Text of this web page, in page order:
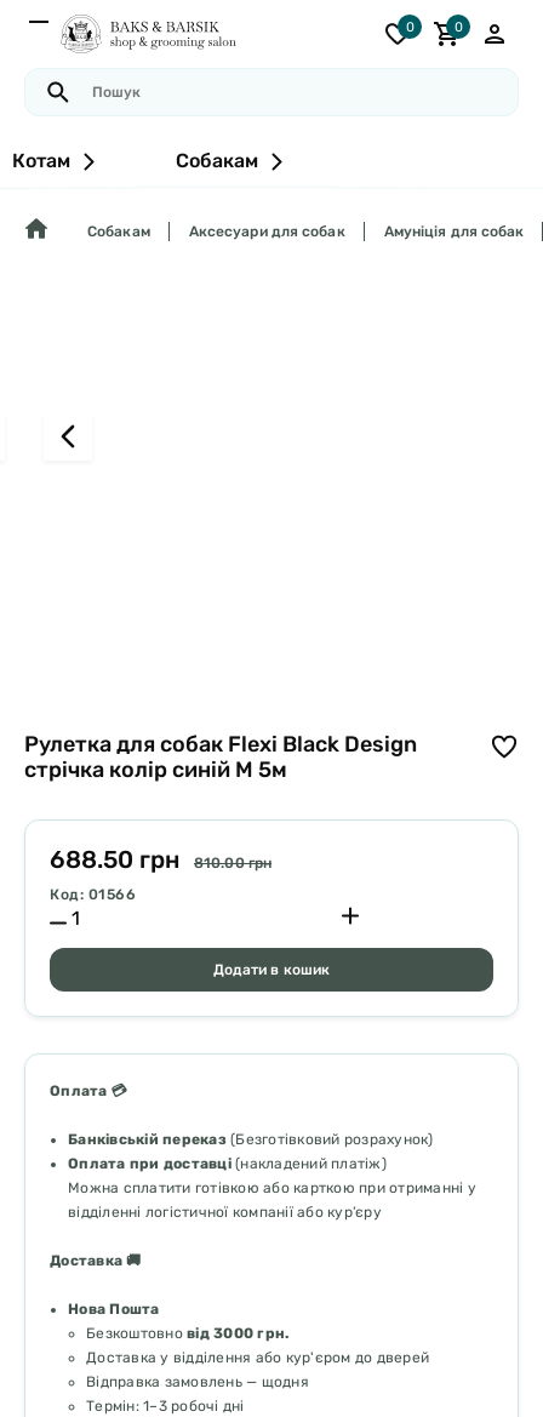
0 0
Котам Собакам
Собакам Аксесуари для собак Амуніція для собак
Рулетка для собак Flexi Black Design
стрічка колір синій M 5м
688.50 грн
810.00 грн
Код: 01566
Додати в кошик
Оплата 💳
Банківській переказ(Безготівковий розрахунок)
Оплата при доставці(накладений платіж)
Можна сплатити готівкою або карткою при отриманні у
відділенні логістичної компанії або кур’єру
Доставка 🚚
Нова Пошта
Безкоштовно від 3000 грн.
Доставка у відділення або кур'єром до дверей
Відправка замовлень — щодня
Термін: 1–3 робочі дні